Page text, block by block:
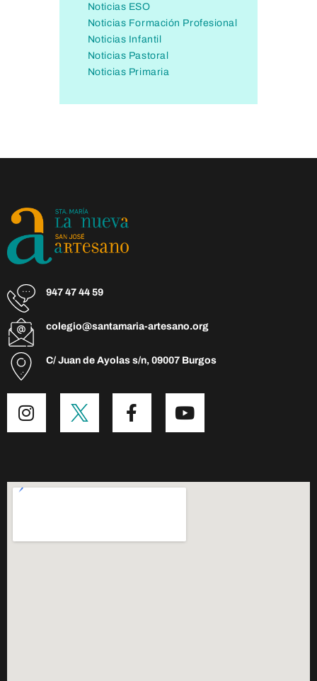
Noticias ESO
Noticias Formación Profesional
Noticias Infantil
Noticias Pastoral
Noticias Primaria
947 47 44 59
colegio@santamaria-artesano.org
C/ Juan de Ayolas s/n, 09007 Burgos